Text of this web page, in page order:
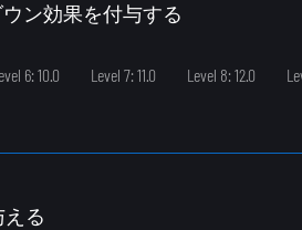
ン効果を付与する
6: 10.0 Level 7: 11.0 Level 8: 12.0
える